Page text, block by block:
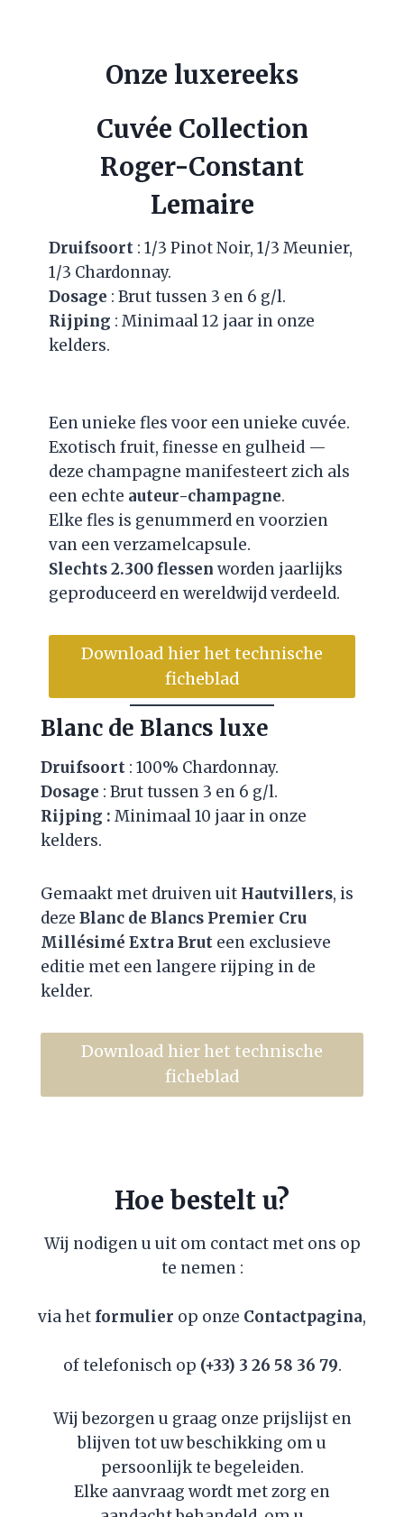
Onze luxereeks
Cuvée Collection
Roger-Constant
Lemaire
Druifsoort: 1/3 Pinot Noir, 1/3 Meunier,
1/3 Chardonnay.
Dosage : Brut tussen 3 en 6 g/l.
Rijping : Minimaal 12 jaar in onze
kelders.
Een unieke fles voor een unieke cuvée.
Exotisch fruit, finesse en gulheid —
deze champagne manifesteert zich als
een echte auteur-champagne.
Elke fles is genummerd en voorzien
van een verzamelcapsule.
Slechts 2.300 flessen worden jaarlijks
geproduceerd en wereldwijd verdeeld.
Download hier het technische
ficheblad
Blanc de Blancs luxe
Druifsoort: 100% Chardonnay.
Dosage : Brut tussen 3 en 6 g/l.
Rijping : Minimaal 10 jaar in onze
kelders.
Gemaakt met druiven uit Hautvillers, is
deze Blanc de Blancs Premier Cru
Millésimé Extra Bruteen exclusieve
editie met een langere rijping in de
kelder.
Download hier het technische
ficheblad
Hoe bestelt u?
Wij nodigen u uit om contact met ons op
te nemen :
via het formulier op onze Contactpagina,
of telefonisch op (+33) 3 26 58 36 79.
Wij bezorgen u graag onze prijslijst en
blijven tot uw beschikking om u
persoonlijk te begeleiden.
Elke aanvraag wordt met zorg en